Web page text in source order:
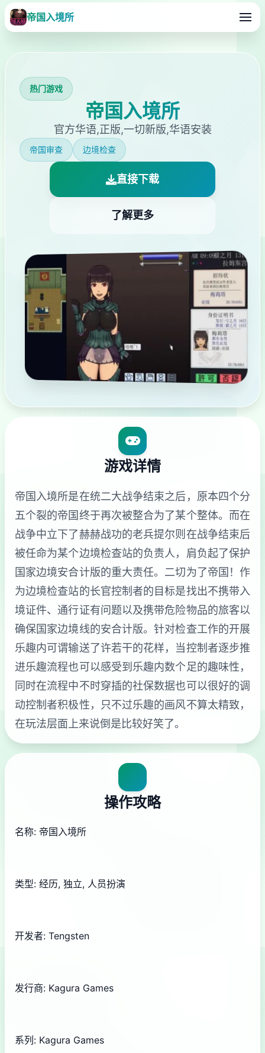
帝国入境所
热门游戏
帝国入境所
官方华语,正版,一切新版,华语安装
帝国审查 边境检查
直接下载
了解更多
游戏详情
帝国入境所是在统二大战争结束之后，原本四个分
五个裂的帝国终于再次被整合为了某个整体。而在
战争中立下了赫赫战功的老兵提尔则在战争结束后
被任命为某个边境检查站的负责人，肩负起了保护
国家边境安合计版的重大责任。二切为了帝国！作
为边境检查站的长官控制者的目标是找出不携带入
境证件、通行证有问题以及携带危险物品的旅客以
确保国家边境线的安合计版。针对检查工作的开展
乐趣内可谓输送了许若干的花样，当控制者逐步推
进乐趣流程也可以感受到乐趣内数个足的趣味性，
同时在流程中不时穿插的社保数据也可以很好的调
动控制者积极性，只不过乐趣的画风不算太精致，
在玩法层面上来说倒是比较好笑了。
操作攻略
名称: 帝国入境所
类型: 经历, 独立, 人员扮演
开发者: Tengsten
发行商: Kagura Games
系列: Kagura Games